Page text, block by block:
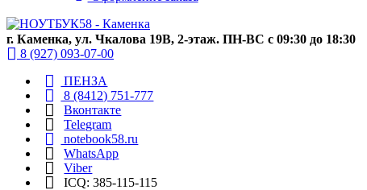
г. Каменка, ул. Чкалова 19В, 2-этаж. ПН-ВС с 09:30 до 18:30
8 (927) 093-07-00
ПЕНЗА
8 (8412) 751-777
Вконтакте
Telegram
notebook58.ru
WhatsApp
Viber
ICQ: 385-115-115